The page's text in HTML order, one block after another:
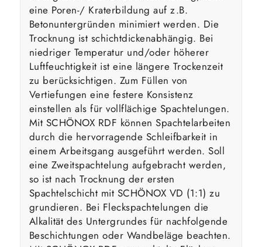
eine Poren-/ Kraterbildung auf z.B.
Betonuntergründen minimiert werden. Die
Trocknung ist schichtdickenabhängig. Bei
niedriger Temperatur und/oder höherer
Luftfeuchtigkeit ist eine längere Trockenzeit
zu berücksichtigen. Zum Füllen von
Vertiefungen eine festere Konsistenz
einstellen als für vollflächige Spachtelungen.
Mit SCHÖNOX RDF können Spachtelarbeiten
durch die hervorragende Schleifbarkeit in
einem Arbeitsgang ausgeführt werden. Soll
eine Zweitspachtelung aufgebracht werden,
so ist nach Trocknung der ersten
Spachtelschicht mit SCHÖNOX VD (1:1) zu
grundieren. Bei Fleckspachtelungen die
Alkalität des Untergrundes für nachfolgende
Beschichtungen oder Wandbeläge beachten.